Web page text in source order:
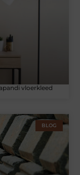
vloerkleed
BLOG